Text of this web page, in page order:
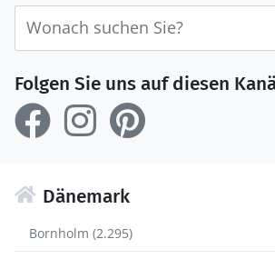
Folgen Sie uns auf diesen
Dänemark
Bornholm (2.295)